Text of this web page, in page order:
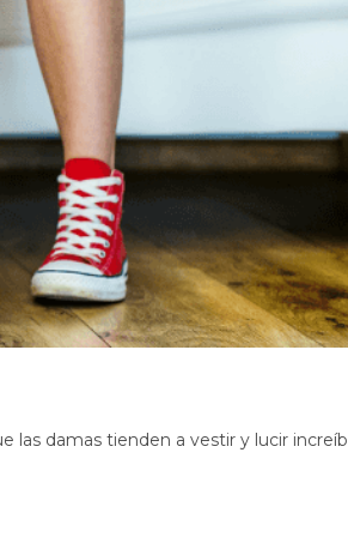
Top Brasier Regenerador
Antifaz Regenerador Contorno
de Ojos
Funda de Almohada
Regeneradora
Tapabocas Antifluidos Copper
Mask
Tapabocas Soft Copper Mask
las damas tienden a vestir y lucir